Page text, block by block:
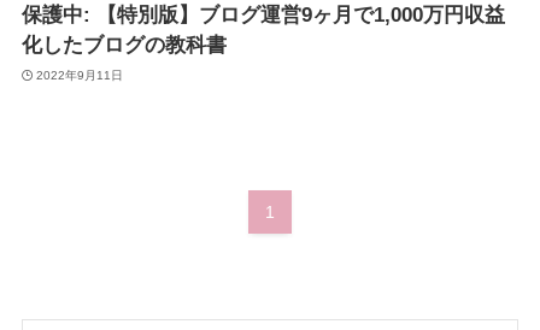
保護中: 【特別版】ブログ運営9ヶ月で1,000万円収益
化したブログの教科書
2022年9月11日
1